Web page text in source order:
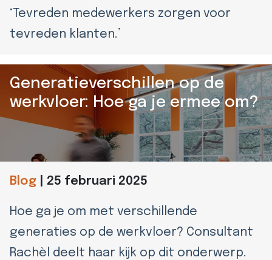
‘Tevreden medewerkers zorgen voor
tevreden klanten.’
Generatieverschillen op de
werkvloer: Hoe ga je ermee om?
Blog 25 februari 2025
Hoe ga je om met verschillende
generaties op de werkvloer? Consultant
Rachèl deelt haar kijk op dit onderwerp.